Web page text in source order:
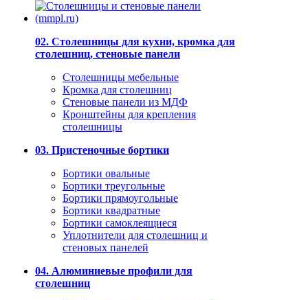
02. Столешницы для кухни, кромка для
столешниц, стеновые панели
Столешницы мебельные
Кромка для столешниц
Стеновые панели из МДФ
Кронштейны для крепления
столешницы
03. Пристеночные бортики
Бортики овальные
Бортики треугольные
Бортики прямоугольные
Бортики квадратные
Бортики самоклеящиеся
Уплотнители для столешниц и
стеновых панелей
04. Алюминиевые профили для
столешниц